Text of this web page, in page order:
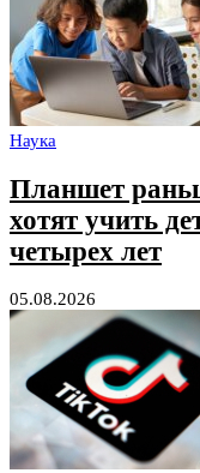
Наука
Планшет
хотят учить
четырех лет
05.08.2026